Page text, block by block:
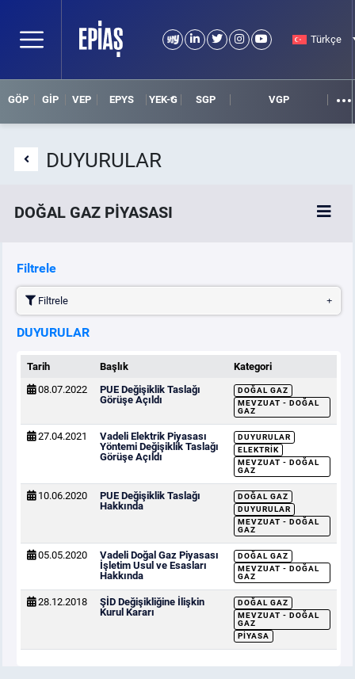
Türkçe
GÖP GİP VEP EPYS YEK-G SGP VGP
DUYURULAR
DOĞAL GAZ PİYASASI
VADELİ DOĞAL GAZ PİYASASI
BÜLTENLER
DUYURULAR
Filtrele
Filtrele
DUYURULAR
Tarih Başlık
Kategori
08.07.2022
PUE Değişiklik Taslağı
Görüşe Açıldı
DOĞAL GAZ
MEVZUAT - DOĞAL
GAZ
27.04.2021
Vadeli Elektrik Piyasası
Yöntemi Değişiklik Taslağı
Görüşe Açıldı
DUYURULAR
ELEKTRIK
MEVZUAT - DOĞAL
GAZ
10.06.2020
PUE Değişiklik Taslağı
Hakkında
DOĞAL GAZ
DUYURULAR
MEVZUAT - DOĞAL
GAZ
05.05.2020
Vadeli Doğal Gaz Piyasası
İşletim Usul ve Esasları
Hakkında
DOĞAL GAZ
MEVZUAT - DOĞAL
GAZ
28.12.2018
ŞİD Değişikliğine İlişkin
Kurul Kararı
DOĞAL GAZ
MEVZUAT - DOĞAL
GAZ
PIYASA